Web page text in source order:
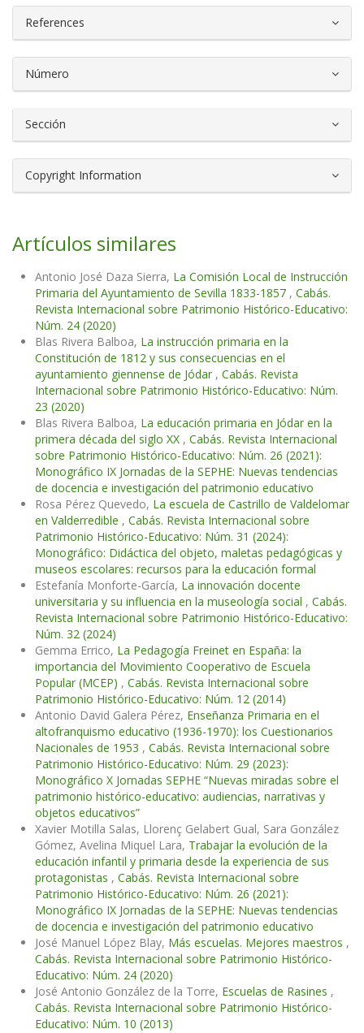
References
Número
Sección
Copyright Information
Artículos similares
Antonio José Daza Sierra, La Comisión Local de Instrucción
Primaria del Ayuntamiento de Sevilla 1833-1857 , Cabás.
Revista Internacional sobre Patrimonio Histórico-Educativo:
Núm. 24 (2020)
Blas Rivera Balboa, La instrucción primaria en la
Constitución de 1812 y sus consecuencias en el
ayuntamiento giennense de Jódar , Cabás. Revista
Internacional sobre Patrimonio Histórico-Educativo: Núm.
23 (2020)
Blas Rivera Balboa, La educación primaria en Jódar en la
primera década del siglo XX , Cabás. Revista Internacional
sobre Patrimonio Histórico-Educativo: Núm. 26 (2021):
Monográfico IX Jornadas de la SEPHE: Nuevas tendencias
de docencia e investigación del patrimonio educativo
Rosa Pérez Quevedo, La escuela de Castrillo de Valdelomar
en Valderredible , Cabás. Revista Internacional sobre
Patrimonio Histórico-Educativo: Núm. 31 (2024):
Monográfico: Didáctica del objeto, maletas pedagógicas y
museos escolares: recursos para la educación formal
Estefanía Monforte-García, La innovación docente
universitaria y su influencia en la museología social , Cabás.
Revista Internacional sobre Patrimonio Histórico-Educativo:
Núm. 32 (2024)
Gemma Errico, La Pedagogía Freinet en España: la
importancia del Movimiento Cooperativo de Escuela
Popular (MCEP) , Cabás. Revista Internacional sobre
Patrimonio Histórico-Educativo: Núm. 12 (2014)
Antonio David Galera Pérez, Enseñanza Primaria en el
altofranquismo educativo (1936-1970): los Cuestionarios
Nacionales de 1953 , Cabás. Revista Internacional sobre
Patrimonio Histórico-Educativo: Núm. 29 (2023):
Monográfico X Jornadas SEPHE “Nuevas miradas sobre el
patrimonio histórico-educativo: audiencias, narrativas y
objetos educativos”
Xavier Motilla Salas, Llorenç Gelabert Gual, Sara González
Gómez, Avelina Miquel Lara, Trabajar la evolución de la
educación infantil y primaria desde la experiencia de sus
protagonistas , Cabás. Revista Internacional sobre
Patrimonio Histórico-Educativo: Núm. 26 (2021):
Monográfico IX Jornadas de la SEPHE: Nuevas tendencias
de docencia e investigación del patrimonio educativo
José Manuel López Blay, Más escuelas. Mejores maestros ,
Cabás. Revista Internacional sobre Patrimonio Histórico-
Educativo: Núm. 24 (2020)
José Antonio González de la Torre, Escuelas de Rasines ,
Cabás. Revista Internacional sobre Patrimonio Histórico-
Educativo: Núm. 10 (2013)